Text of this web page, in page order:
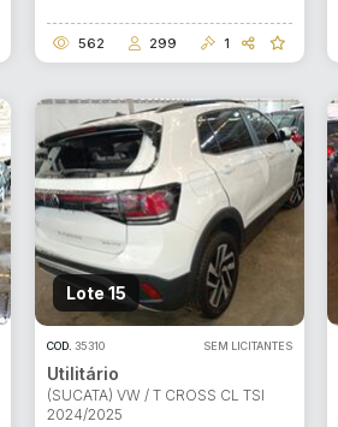
562 299 1
Lote 15
COD. 35310 SEM LICITANTES
Utilitário
(SUCATA) VW / T CROSS CL TSI
2024/2025